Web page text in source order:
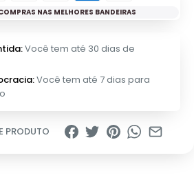
NAS MELHORES BANDEIRAS
Você tem até 30 dias de
Você tem até 7 dias para
PRODUTO